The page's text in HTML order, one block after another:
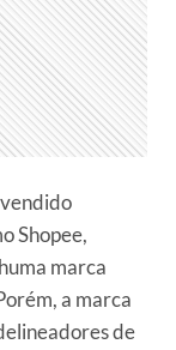
Shopee,
marca
a marca
de